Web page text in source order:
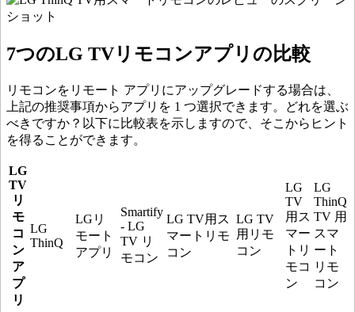
7つのLG TVリモコンアプリの比較
リモコンをリモート アプリにアップグレードする場合は、
上記の推奨事項からアプリを 1 つ選択できます。どれを選ぶ
べきですか？以下に比較表を示しますので、そこからヒント
を得ることができます。
LG
TV
リ
モ
コ
ン
ア
プ
リ
LG
ThinQ
LGリ
モート
アプリ
Smartify
- LG
TV リ
モコン
LG TV用ス
マートリモ
コン
LG TV
用リモ
コン
LG
TV
用ス
マー
トリ
モコ
ン
LG
ThinQ
TV 用
スマ
ート
リモ
コン